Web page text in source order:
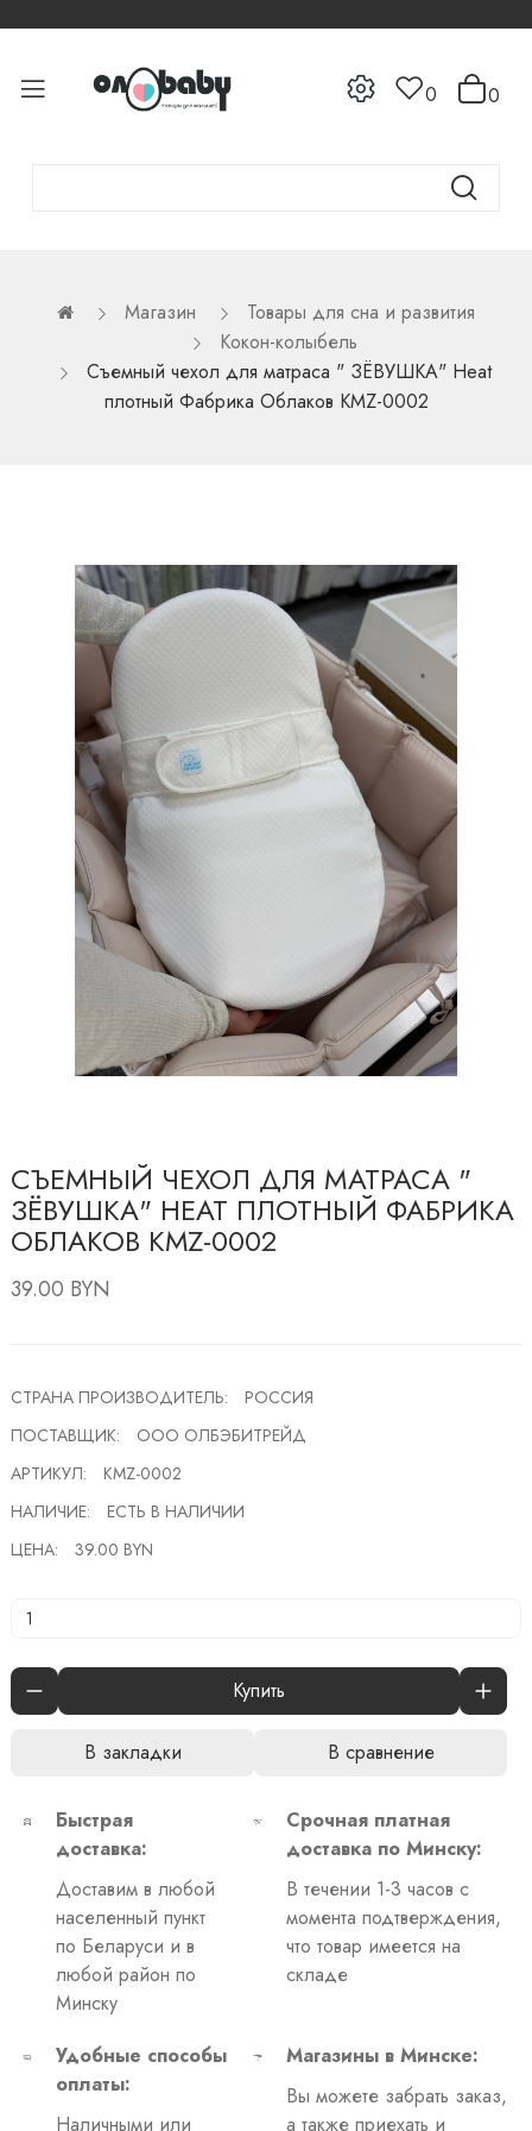
0 0
Магазин
Товары для сна и развития
Кокон-колыбель
Съемный чехол для матраса " ЗЁВУШКА" Heat
плотный Фабрика Облаков КМZ-0002
СЪЕМНЫЙ ЧЕХОЛ ДЛЯ МАТРАСА "
ЗЁВУШКА" HEAT ПЛОТНЫЙ ФАБРИКА
ОБЛАКОВ КМZ-0002
39.00 BYN
СТРАНА ПРОИЗВОДИТЕЛЬ:
РОССИЯ
ПОСТАВЩИК:
ООО ОЛБЭБИТРЕЙД
АРТИКУЛ:
КМZ-0002
НАЛИЧИЕ:
ЕСТЬ В НАЛИЧИИ
ЦЕНА:
39.00 BYN
Купить
В закладки В сравнение
Быстрая
доставка:
Доставим в любой
населенный пункт
по Беларуси и в
любой район по
Минску
Срочная платная
доставка по Минску:
В течении 1-3 часов с
момента подтверждения,
что товар имеется на
складе
Удобные способы
оплаты:
Наличными или
Магазины в Минске:
Вы можете забрать заказ,
а также приехать и